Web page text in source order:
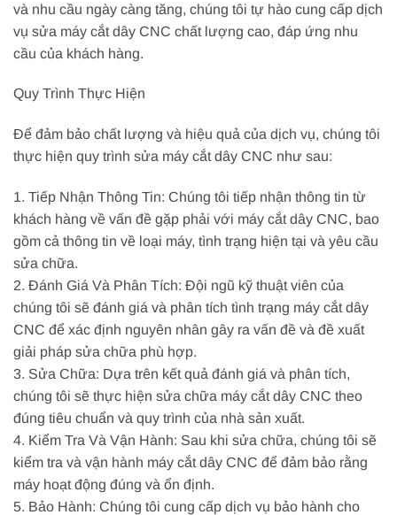
và nhu cầu ngày càng tăng, chúng tôi tự hào cung cấp dịch
vụ sửa máy cắt dây CNC chất lượng cao, đáp ứng nhu
cầu của khách hàng.
Quy Trình Thực Hiện
Để đảm bảo chất lượng và hiệu quả của dịch vụ, chúng tôi
thực hiện quy trình sửa máy cắt dây CNC như sau:
1. Tiếp Nhận Thông Tin: Chúng tôi tiếp nhận thông tin từ
khách hàng về vấn đề gặp phải với máy cắt dây CNC, bao
gồm cả thông tin về loại máy, tình trạng hiện tại và yêu cầu
sửa chữa.
2. Đánh Giá Và Phân Tích: Đội ngũ kỹ thuật viên của
chúng tôi sẽ đánh giá và phân tích tình trạng máy cắt dây
CNC để xác định nguyên nhân gây ra vấn đề và đề xuất
giải pháp sửa chữa phù hợp.
3. Sửa Chữa: Dựa trên kết quả đánh giá và phân tích,
chúng tôi sẽ thực hiện sửa chữa máy cắt dây CNC theo
đúng tiêu chuẩn và quy trình của nhà sản xuất.
4. Kiểm Tra Và Vận Hành: Sau khi sửa chữa, chúng tôi sẽ
kiểm tra và vận hành máy cắt dây CNC để đảm bảo rằng
máy hoạt động đúng và ổn định.
5. Bảo Hành: Chúng tôi cung cấp dịch vụ bảo hành cho